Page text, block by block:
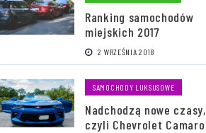
Ranking samochodów
miejskich 2017
2 WRZEŚNIA 2018
SAMOCHODY LUKSUSOWE
Nadchodzą nowe czasy,
czyli Chevrolet Camaro